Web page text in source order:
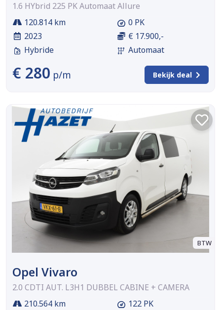
1.6 HYbrid 225 PK Automaat Allure
120.814 km
2023
Hybride
0 PK
€ 17.900,-
Automaat
€ 280 p/m Bekijk deal
BTW
Opel Vivaro
2.0 CDTI AUT. L3H1 DUBBEL CABINE + CAMERA
210.564 km
122 PK